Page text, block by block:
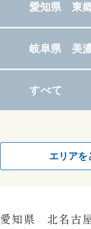
愛知県 東
岐阜県 美
すべて
エリアを
愛知県 北名古